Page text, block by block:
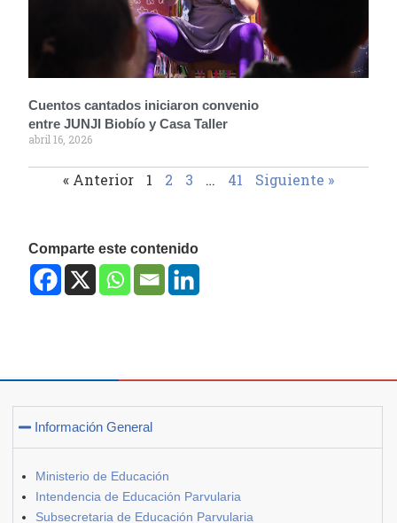
Cuentos cantados iniciaron convenio
entre JUNJI Biobío y Casa Taller
abril 16, 2026
« Anterior 1 2 3 … 41 Siguiente »
Comparte este contenido
Información General
Ministerio de Educación
Intendencia de Educación Parvularia
Subsecretaria de Educación Parvularia